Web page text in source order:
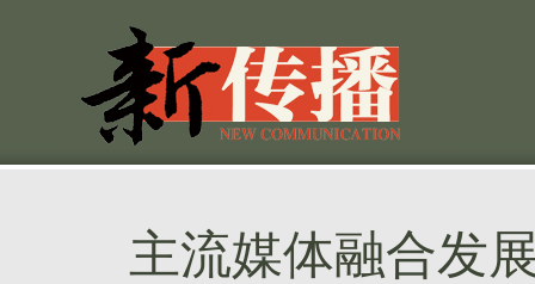
主流媒体融合发